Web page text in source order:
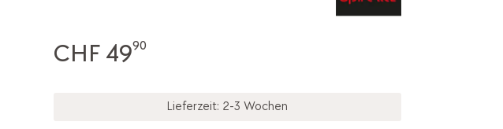
CHF 4990
Lieferzeit: 2-3 Wochen